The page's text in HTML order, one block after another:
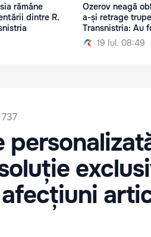
rămâne
dintre R.
Ozerov neagă
a-și retrage
Transnistria: Au
19 Iul. 08:49
737